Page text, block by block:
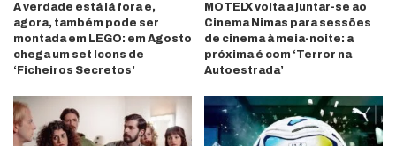
A verdade está lá fora e,
agora, também pode ser
montada em LEGO: em Agosto
chega um set Icons de
‘Ficheiros Secretos’
MOTELX volta a juntar-se ao
Cinema Nimas para sessões
de cinema à meia-noite: a
próxima é com ‘Terror na
Autoestrada’